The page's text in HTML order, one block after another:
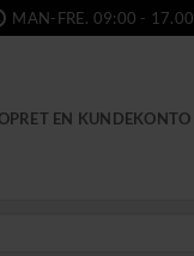
MAN-FRE. 09:00 - 17.00
EN KUNDEKONTO